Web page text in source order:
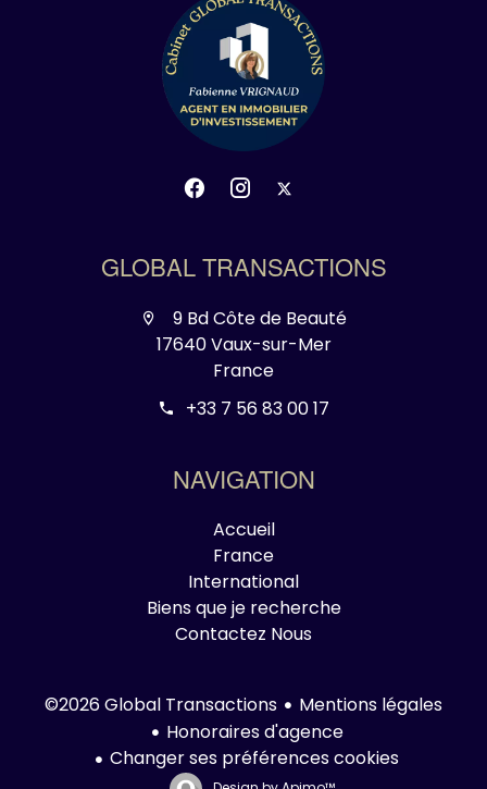
GLOBAL TRANSACTIONS
9 Bd Côte de Beauté
17640 Vaux-sur-Mer
France
+33 7 56 83 00 17
NAVIGATION
Accueil
France
International
Biens que je recherche
Contactez Nous
©2026 Global Transactions
Mentions légales
Honoraires d'agence
Changer ses préférences cookies